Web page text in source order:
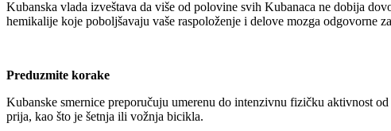
Kubanska vlada izveštava da više od polovine svih Kubanaca ne dobija
hemikalije koje poboljšavaju vaše raspoloženje i delove mozga odgovorne
Preduzmite korake
Kubanske smernice preporučuju umerenu do intenzivnu fizičku aktivnost
prija, kao što je šetnja ili vožnja bicikla.